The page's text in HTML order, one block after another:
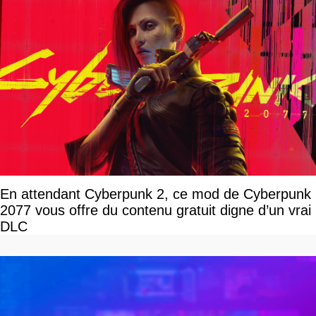
En attendant Cyberpunk 2, ce mod de Cyberpunk
2077 vous offre du contenu gratuit digne d’un vrai
DLC